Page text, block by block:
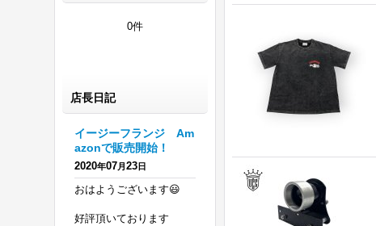
0件
店長日記
イージーフランジ Am
azonで販売開始！
2020年07月23日
おはようございます😃
好評頂いております